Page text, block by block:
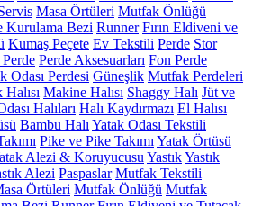
Masa Örtüleri Mutfak Önlüğü
Kurulama Bezi Runner Fırın Eldiveni ve
Kumaş Peçete Ev Tekstili Perde Stor
Perde Aksesuarları Fon Perde
Odası Perdesi Güneşlik Mutfak Perdeleri
Makine Halısı Shaggy Halı Jüt ve
Halıları Halı Kaydırmazı El Halısı
Bambu Halı Yatak Odası Tekstili
Pike ve Pike Takımı Yatak Örtüsü
Alezi & Koruyucusu YastıkYastık
Alezi Paspaslar Mutfak Tekstili
Örtüleri Mutfak Önlüğü Mutfak